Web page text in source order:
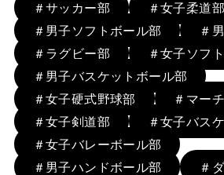
＃サッカー部
＃女子柔道部
＃男子ソフトボール部
＃
＃ラグビー部
＃女子ソフ
＃男子バスケットボール部
＃女子硬式野球部
＃マー
＃女子剣道部
＃女子バス
＃女子バレーボール部
＃男子ハンドボール部
＃